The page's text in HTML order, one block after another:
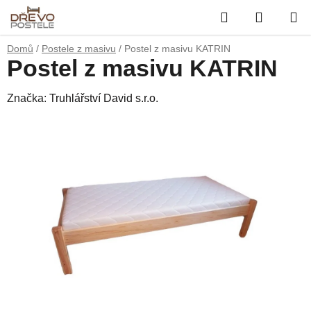
na
obsah
Hledat
KOŠÍK
Domů / Postele z masivu / Postel z masivu KATRIN
Postel z masivu KATRIN
Značka: Truhlářství David s.r.o.